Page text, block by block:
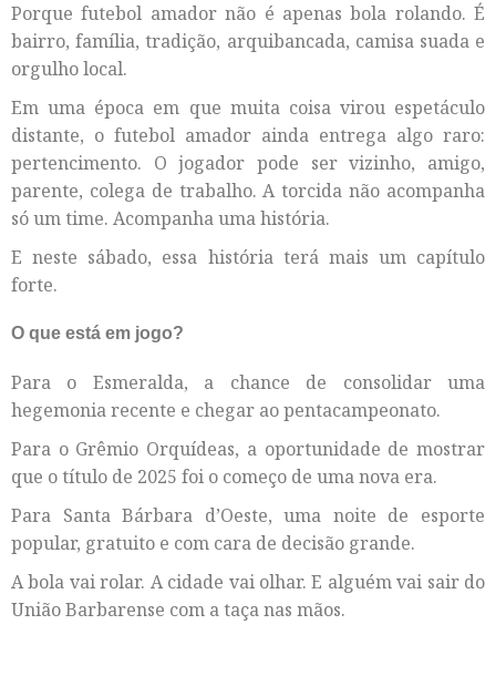
Porque futebol amador não é apenas bola rolando. É
bairro, família, tradição, arquibancada, camisa suada e
orgulho local.
Em uma época em que muita coisa virou espetáculo
distante, o futebol amador ainda entrega algo raro:
pertencimento. O jogador pode ser vizinho, amigo,
parente, colega de trabalho. A torcida não acompanha
só um time. Acompanha uma história.
E neste sábado, essa história terá mais um capítulo
forte.
O que está em jogo?
Para o Esmeralda, a chance de consolidar uma
hegemonia recente e chegar ao pentacampeonato.
Para o Grêmio Orquídeas, a oportunidade de mostrar
que o título de 2025 foi o começo de uma nova era.
Para Santa Bárbara d’Oeste, uma noite de esporte
popular, gratuito e com cara de decisão grande.
A bola vai rolar. A cidade vai olhar. E alguém vai sair do
União Barbarense com a taça nas mãos.